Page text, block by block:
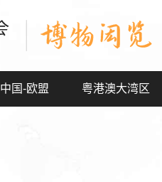
中国-欧盟 粤港澳大湾区